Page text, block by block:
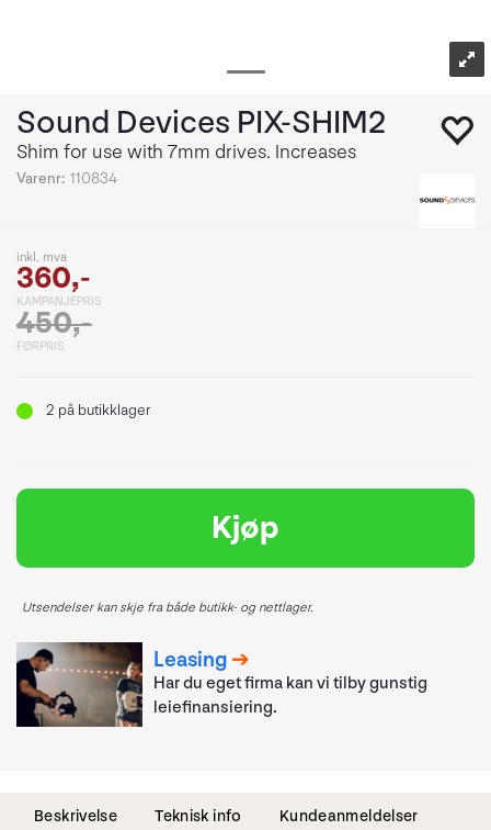
Sound Devices PIX-SHIM2
Shim for use with 7mm drives. Increases
Varenr: 110834
inkl. mva
360,-
KAMPANJEPRIS
450,-
FØRPRIS
2 på butikklager
Kjøp
Utsendelser kan skje fra både butikk- og nettlager.
Leasing
Har du eget firma kan vi tilby gunstig
leiefinansiering.
Beskrivelse Teknisk info Kundeanmeldelser